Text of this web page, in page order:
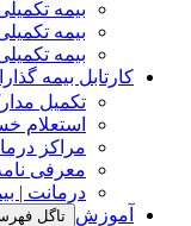
بیمه
بیمه
بیمه
کارتابل بیمه
تکمیل
استعلام
مراکز
معرفی
درمانت |
آموزش تاگل